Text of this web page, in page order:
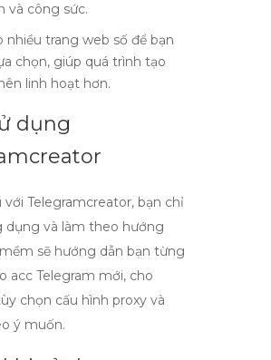
và công sức.
nhiều trang web số để bạn
chọn, giúp quá trình tạo
linh hoạt hơn.
dụng
với Telegramcreator, bạn chỉ
dụng và làm theo hướng
sẽ hướng dẫn bạn từng
acc Telegram mới, cho
chọn cấu hình proxy và
ý muốn.